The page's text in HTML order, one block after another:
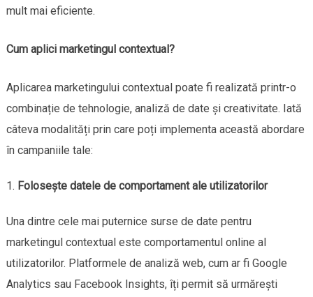
mult mai eficiente.
Cum aplici marketingul contextual?
Aplicarea marketingului contextual poate fi realizată printr-o
combinație de tehnologie, analiză de date și creativitate. Iată
câteva modalități prin care poți implementa această abordare
în campaniile tale:
Folosește datele de comportament ale utilizatorilor
Una dintre cele mai puternice surse de date pentru
marketingul contextual este comportamentul online al
utilizatorilor. Platformele de analiză web, cum ar fi Google
Analytics sau Facebook Insights, îți permit să urmărești